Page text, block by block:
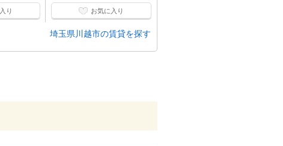
り お気に入り
埼玉県川越市の賃貸を探す